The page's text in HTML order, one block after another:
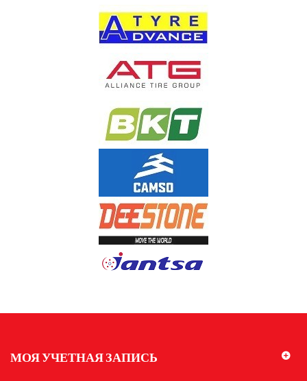
МОЯ УЧЕТНАЯ ЗАПИСЬ